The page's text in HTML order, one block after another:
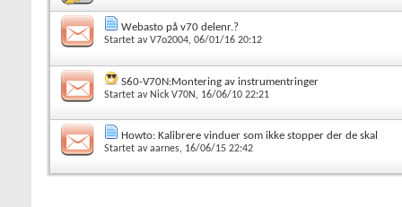
Webasto på v70 delenr.?
Startet avV7o2004, 06/01/16 20:12
S60-V70N:Montering av instrumentringer
Startet av Nick V70N , 16/06/10 22:21
Howto: Kalibrere vinduer som ikke stopper der de skal
Startet avaarnes, 16/06/15 22:42